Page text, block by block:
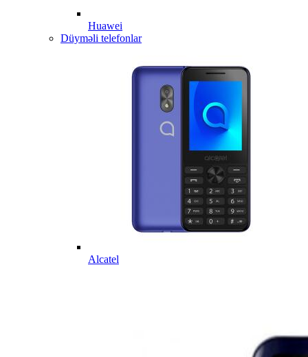
Huawei
Düyməli telefonlar
Alcatel